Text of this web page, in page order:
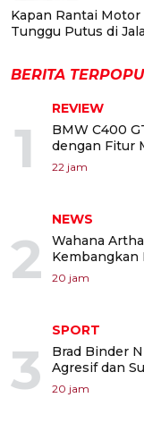
Kapan Rantai
Tunggu Putus di
BERITA
1
REVIEW
BMW C400
dengan Fitur
22 jam
2
NEWS
Wahana
Kembangkan
20 jam
3
SPORT
Brad Binder
Agresif dan
20 jam